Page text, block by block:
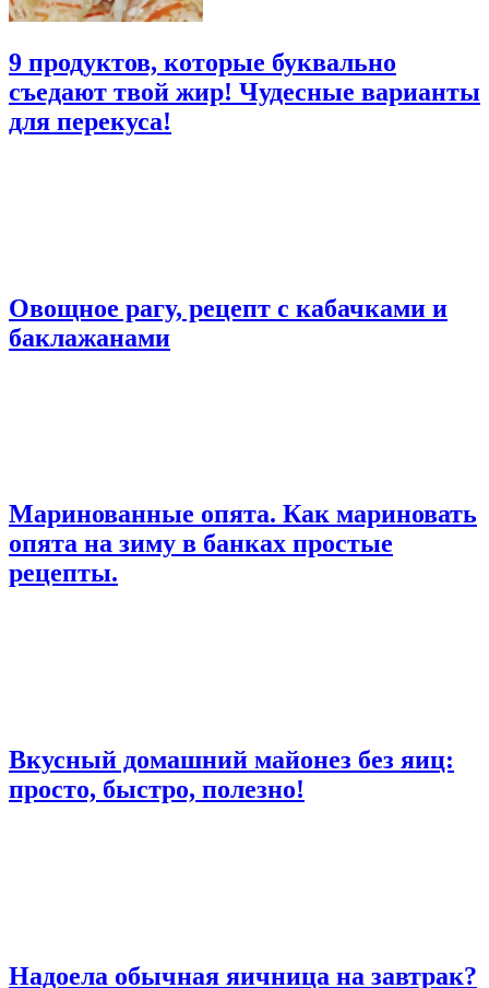
9 продуктов, которые буквально
съедают твой жир! Чудесные варианты
для перекуса!
Овощное рагу, рецепт с кабачками и
баклажанами
Маринованные опята. Как мариновать
опята на зиму в банках простые
рецепты.
Вкусный домашний майонез без яиц:
просто, быстро, полезно!
Надоела обычная яичница на завтрак?